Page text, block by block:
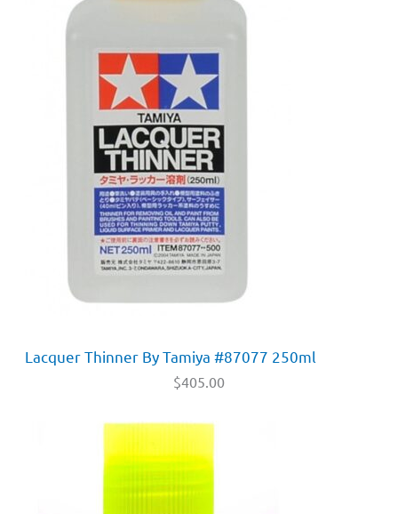
Lacquer Thinner By Tamiya #87077 250ml
$405.00